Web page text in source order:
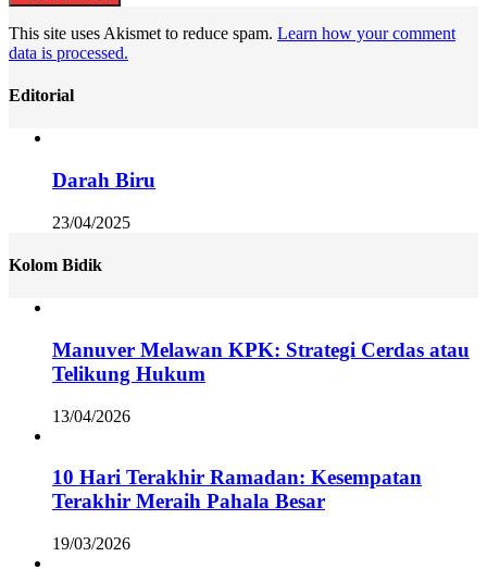
This site uses Akismet to reduce spam. Learn how your comment
data is processed.
Editorial
Darah Biru
23/04/2025
Kolom Bidik
Manuver Melawan KPK: Strategi Cerdas atau
Telikung Hukum
13/04/2026
10 Hari Terakhir Ramadan: Kesempatan
Terakhir Meraih Pahala Besar
19/03/2026